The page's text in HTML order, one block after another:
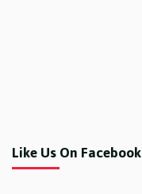
Like Us On Facebook